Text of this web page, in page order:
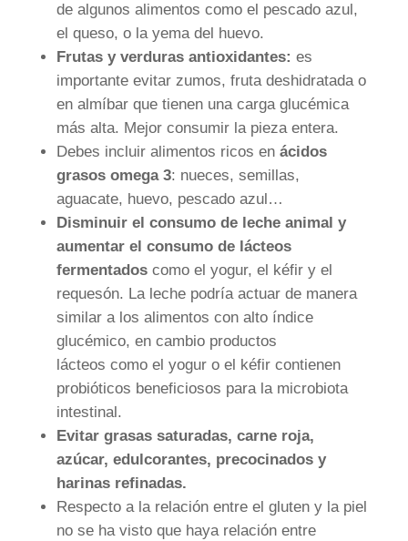
de algunos alimentos como el pescado azul,
el queso, o la yema del huevo.
Frutas y verduras antioxidantes: es
importante evitar zumos, fruta deshidratada o
en almíbar que tienen una carga glucémica
más alta. Mejor consumir la pieza entera.
Debes incluir alimentos ricos en ácidos
grasos omega 3: nueces, semillas,
aguacate, huevo, pescado azul…
Disminuir el consumo de leche animal y
aumentar el consumo de lácteos
fermentadoscomo el yogur, el kéfir y el
requesón. La leche podría actuar de manera
similar a los alimentos con alto índice
glucémico, en cambio productos
lácteos como el yogur o el kéfir contienen
probióticos beneficiosos para la microbiota
intestinal.
Evitar grasas saturadas, carne roja,
azúcar, edulcorantes, precocinados y
harinas refinadas.
Respecto a la relación entre el gluten y la piel
no se ha visto que haya relación entre